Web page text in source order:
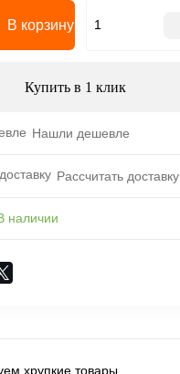
В корзину
Купить в 1 клик
Нашли дешевле
Рассчитать доставку
наличии